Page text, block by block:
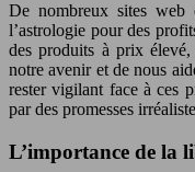
De nombreux sites web
l’astrologie pour des
des produits à prix
notre avenir et de nous
rester vigilant face à ces
par des promesses
L’importance de la